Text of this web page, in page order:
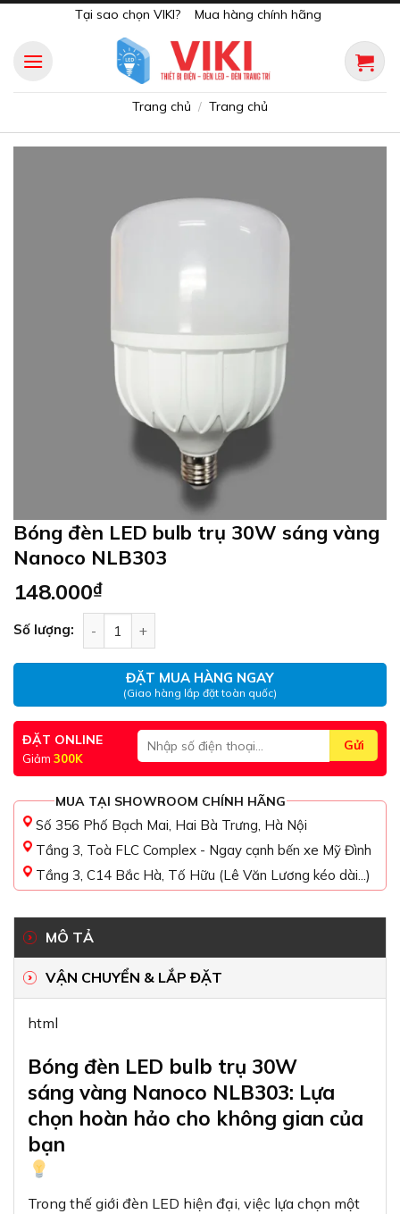
content
Tại sao chọn VIKI? Mua hàng chính hãng
Trang chủ / Trang chủ
Bóng đèn LED bulb trụ 30W sáng vàng
Nanoco NLB303
148.000₫
Số lượng:
ĐẶT MUA HÀNG NGAY
(Giao hàng lắp đặt toàn quốc)
ĐẶT ONLINE
Giảm 300K
MUA TẠI SHOWROOM CHÍNH HÃNG
Số 356 Phố Bạch Mai, Hai Bà Trưng, Hà Nội
Tầng 3, Toà FLC Complex - Ngay cạnh bến xe Mỹ Đình
Tầng 3, C14 Bắc Hà, Tố Hữu (Lê Văn Lương kéo dài...)
MÔ TẢ
VẬN CHUYỂN & LẮP ĐẶT
html
Bóng đèn LED bulb trụ 30W
sáng vàng Nanoco NLB303: Lựa
chọn hoàn hảo cho không gian của
bạn
Trong thế giới đèn LED hiện đại, việc lựa chọn một